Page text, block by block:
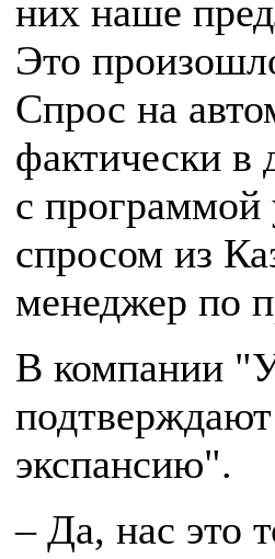
них наше
Это
Спрос на
фактически в
с программой
спросом из
менеджер по
В компании
экспансию".
– Да, нас это